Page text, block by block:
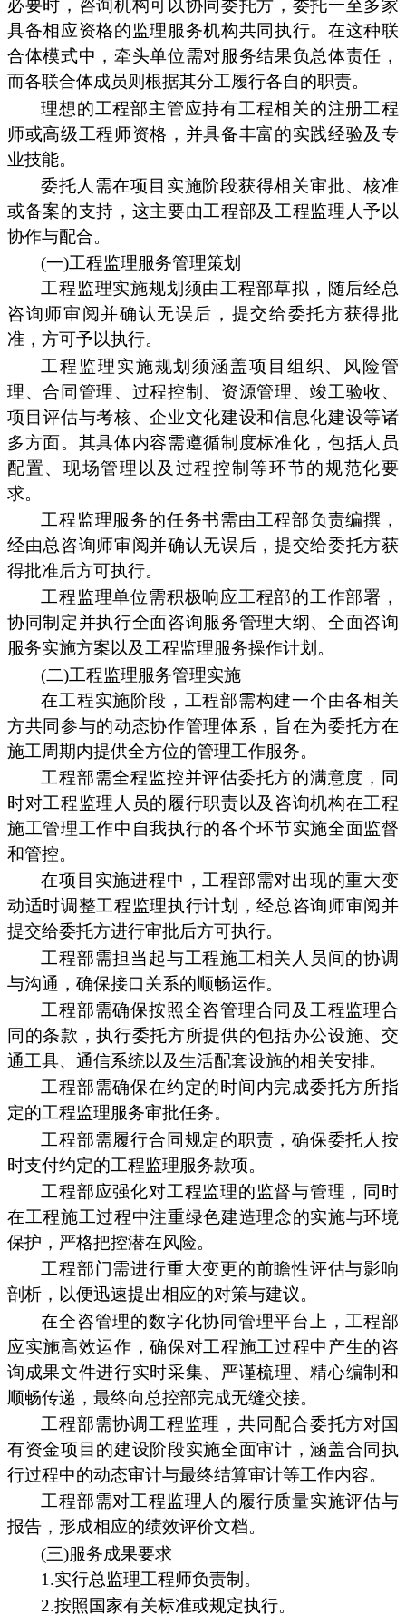
必要时，咨询机构可以协同委托方，委托一至多家
具备相应资格的监理服务机构共同执行。在这种联
合体模式中，牵头单位需对服务结果负总体责任，
而各联合体成员则根据其分工履行各自的职责。
理想的工程部主管应持有工程相关的注册工程
师或高级工程师资格，并具备丰富的实践经验及专
业技能。
委托人需在项目实施阶段获得相关审批、核准
或备案的支持，这主要由工程部及工程监理人予以
协作与配合。
(一)工程监理服务管理策划
工程监理实施规划须由工程部草拟，随后经总
咨询师审阅并确认无误后，提交给委托方获得批
准，方可予以执行。
工程监理实施规划须涵盖项目组织、风险管
理、合同管理、过程控制、资源管理、竣工验收、
项目评估与考核、企业文化建设和信息化建设等诸
多方面。其具体内容需遵循制度标准化，包括人员
配置、现场管理以及过程控制等环节的规范化要
求。
工程监理服务的任务书需由工程部负责编撰，
经由总咨询师审阅并确认无误后，提交给委托方获
得批准后方可执行。
工程监理单位需积极响应工程部的工作部署，
协同制定并执行全面咨询服务管理大纲、全面咨询
服务实施方案以及工程监理服务操作计划。
(二)工程监理服务管理实施
在工程实施阶段，工程部需构建一个由各相关
方共同参与的动态协作管理体系，旨在为委托方在
施工周期内提供全方位的管理工作服务。
工程部需全程监控并评估委托方的满意度，同
时对工程监理人员的履行职责以及咨询机构在工程
施工管理工作中自我执行的各个环节实施全面监督
和管控。
在项目实施进程中，工程部需对出现的重大变
动适时调整工程监理执行计划，经总咨询师审阅并
提交给委托方进行审批后方可执行。
工程部需担当起与工程施工相关人员间的协调
与沟通，确保接口关系的顺畅运作。
工程部需确保按照全咨管理合同及工程监理合
同的条款，执行委托方所提供的包括办公设施、交
通工具、通信系统以及生活配套设施的相关安排。
工程部需确保在约定的时间内完成委托方所指
定的工程监理服务审批任务。
工程部需履行合同规定的职责，确保委托人按
时支付约定的工程监理服务款项。
工程部应强化对工程监理的监督与管理，同时
在工程施工过程中注重绿色建造理念的实施与环境
保护，严格把控潜在风险。
工程部门需进行重大变更的前瞻性评估与影响
剖析，以便迅速提出相应的对策与建议。
在全咨管理的数字化协同管理平台上，工程部
应实施高效运作，确保对工程施工过程中产生的咨
询成果文件进行实时采集、严谨梳理、精心编制和
顺畅传递，最终向总控部完成无缝交接。
工程部需协调工程监理，共同配合委托方对国
有资金项目的建设阶段实施全面审计，涵盖合同执
行过程中的动态审计与最终结算审计等工作内容。
工程部需对工程监理人的履行质量实施评估与
报告，形成相应的绩效评价文档。
(三)服务成果要求
1.实行总监理工程师负责制。
2.按照国家有关标准或规定执行。